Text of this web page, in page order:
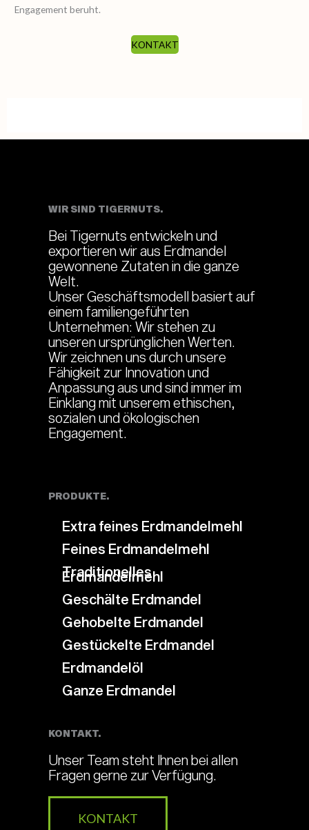
Engagement beruht.
KONTAKT
WIR SIND TIGERNUTS.
Bei Tigernuts entwickeln und
exportieren wir aus Erdmandel
gewonnene Zutaten in die ganze
Welt.
Unser Geschäftsmodell basiert auf
einem familiengeführten
Unternehmen: Wir stehen zu
unseren ursprünglichen Werten.
Wir zeichnen uns durch unsere
Fähigkeit zur Innovation und
Anpassung aus und sind immer im
Einklang mit unserem ethischen,
sozialen und ökologischen
Engagement.
PRODUKTE.
Extra feines Erdmandelmehl
Feines Erdmandelmehl
Traditionelles
Erdmandelmehl
Geschälte Erdmandel
Gehobelte Erdmandel
Gestückelte Erdmandel
Erdmandelöl
Ganze Erdmandel
KONTAKT.
Unser Team steht Ihnen bei allen
Fragen gerne zur Verfügung.
KONTAKT